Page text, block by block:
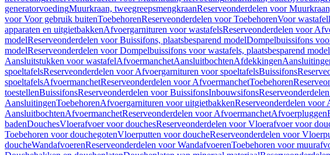
generatorvoedingMuurkraan, tweegreepsmengkraanReserveonderdelen voor
voor Voor gebruik buitenToebehorenReserveonderdelen voor ToebehorenVoor
apparaten en uitgietbakkenAfvoergarnituren voor wastafelsReserveonderdelen voor
modelReserveonderdelen voor Buissifons, plaatsbesparend modelDompelbuissifons
modelReserveonderdelen voor Dompelbuissifons voor wastafels, plaatsbesparend model
Aansluitstukken voor wastafelAfvoermanchetAansluitbochtenAfdekkingen
spoeltafelsReserveonderdelen voor Afvoergarnituren voor spoeltafelsBuissifons
spoeltafelsAfvoermanchetReserveonderdelen voor AfvoermanchetToebehoren
toestellenBuissifonsReserveonderdelen voor BuissifonsInbouwsifons
AansluitingenToebehorenAfvoergarnituren voor uitgietbakkenReserveonderdelen
AansluitbochtenAfvoermanchetReserveonderdelen voor AfvoermanchetAfvoerpluggen
badenDouchesVloerafvoer voor douchesReserveonderdelen voor Vloerafvoer voor
Toebehoren voor douchegotenVloerputten voor doucheReserveonderdelen voor
doucheWandafvoerenReserveonderdelen voor WandafvoerenToebehoren voor